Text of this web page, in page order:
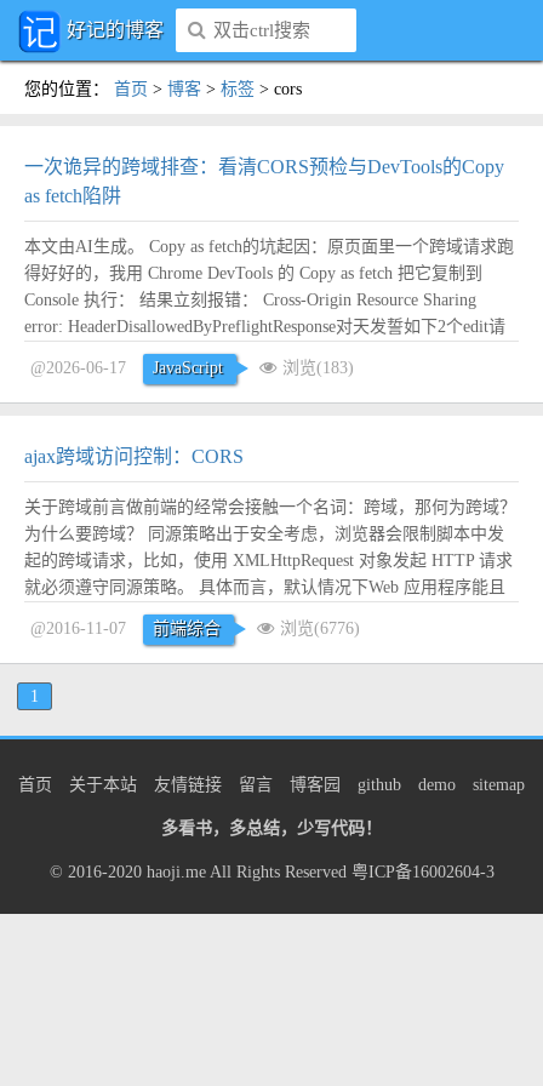
好记的博客
您的位置 ： 首页 > 博客 > 标签 > cors
一次诡异的跨域排查：看清CORS预检与DevTools的Copy
as fetch陷阱
本文由AI生成。 Copy as fetch的坑起因：原页面里一个跨域请求跑
得好好的，我用 Chrome DevTools 的 Copy as fetch 把它复制到
Console 执行： 结果立刻报错： Cross-Origin Resource Sharing
error: HeaderDisallowedByPreflightResponse对天发誓如下2个edit请
阅读全文
@2026-06-17
JavaScript 浏览(183)
ajax跨域访问控制：CORS
关于跨域前言做前端的经常会接触一个名词：跨域，那何为跨域？
为什么要跨域？ 同源策略出于安全考虑，浏览器会限制脚本中发
起的跨域请求，比如，使用 XMLHttpRequest 对象发起 HTTP 请求
就必须遵守同源策略。 具体而言，默认情况下Web 应用程序能且
只能使用 XMLHttpRequest 对象向其加载的源域名发起 HTTP 请
求，而不能向任何其它域名发起请求。 跨域只要protocol...
文
@2016-11-07 前端综合 浏览(6776)
1
首页 关于本站 友情链接 留言 博客园 github demo sitemap
多看书，多总结，少写代码！
© 2016-2020 haoji.meAll Rights Reserved 粤ICP备16002604-3